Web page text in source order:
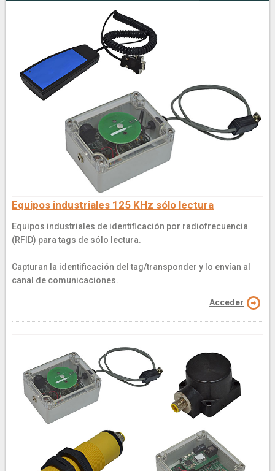
Equipos industriales 125 KHz sólo lectura
Equipos industriales de identificación por radiofrecuencia
(RFID) para tags de sólo lectura.
Capturan la identificación del tag/transponder y lo envían al
canal de comunicaciones.
Acceder